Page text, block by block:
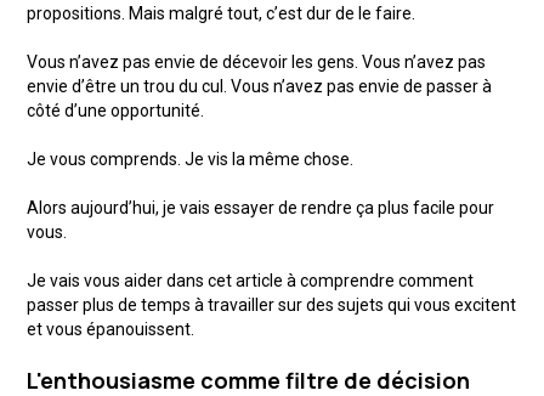
propositions. Mais malgré tout, c’est dur de le faire.
Vous n’avez pas envie de décevoir les gens. Vous n’avez pas
envie d’être un trou du cul. Vous n’avez pas envie de passer à
côté d’une opportunité.
Je vous comprends. Je vis la même chose.
Alors aujourd’hui, je vais essayer de rendre ça plus facile pour
vous.
Je vais vous aider dans cet article à comprendre comment
passer plus de temps à travailler sur des sujets qui vous excitent
et vous épanouissent.
L'enthousiasme comme filtre de décision